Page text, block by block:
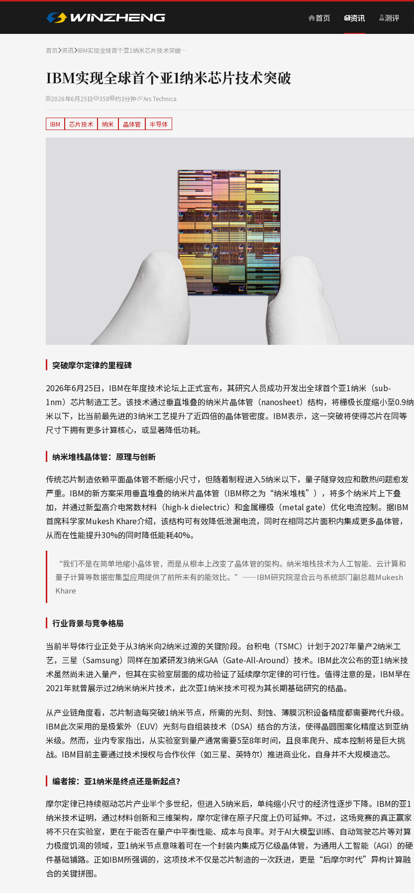
首页 资讯 测评
首页 资讯 IBM实现全球首个亚1纳米芯片技术突破…
IBM实现全球首个亚1纳米芯片技术突破
2026年6月25日 358 约3分钟 Ars Technica
IBM 芯片技术 纳米 晶体管 半导体
突破摩尔定律的里程碑
2026年6月25日，IBM在年度技术论坛上正式宣布，其研究人员成功开发出全球首个亚1纳米（sub-
1nm）芯片制造工艺。该技术通过垂直堆叠的纳米片晶体管（nanosheet）结构，将栅极长度缩小至0.9纳
米以下，比当前最先进的3纳米工艺提升了近四倍的晶体管密度。IBM表示，这一突破将使得芯片在同等
尺寸下拥有更多计算核心，或显著降低功耗。
纳米堆栈晶体管：原理与创新
传统芯片制造依赖平面晶体管不断缩小尺寸，但随着制程进入5纳米以下，量子隧穿效应和散热问题愈发
严重。IBM的新方案采用垂直堆叠的纳米片晶体管（IBM称之为“纳米堆栈”），将多个纳米片上下叠
加，并通过新型高介电常数材料（high-k dielectric）和金属栅极（metal gate）优化电流控制。据IBM
首席科学家Mukesh Khare介绍，该结构可有效降低泄漏电流，同时在相同芯片面积内集成更多晶体管，
从而在性能提升30%的同时降低能耗40%。
“我们不是在简单地缩小晶体管，而是从根本上改变了晶体管的架构。纳米堆栈技术为人工智能、云计算和
量子计算等数据密集型应用提供了前所未有的能效比。”——IBM研究院混合云与系统部门副总裁Mukesh
Khare
行业背景与竞争格局
当前半导体行业正处于从3纳米向2纳米过渡的关键阶段。台积电（TSMC）计划于2027年量产2纳米工
艺，三星（Samsung）同样在加紧研发3纳米GAA（Gate-All-Around）技术。IBM此次公布的亚1纳米技
术虽然尚未进入量产，但其在实验室层面的成功验证了延续摩尔定律的可行性。值得注意的是，IBM早在
2021年就曾展示过2纳米纳米片技术，此次亚1纳米技术可视为其长期基础研究的结晶。
从产业链角度看，芯片制造每突破1纳米节点，所需的光刻、刻蚀、薄膜沉积设备精度都需要跨代升级。
IBM此次采用的是极紫外（EUV）光刻与自组装技术（DSA）结合的方法，使得晶圆图案化精度达到亚纳
米级。然而，业内专家指出，从实验室到量产通常需要5至8年时间，且良率爬升、成本控制将是巨大挑
战。IBM目前主要通过技术授权与合作伙伴（如三星、英特尔）推进商业化，自身并不大规模造芯。
编者按：亚1纳米是终点还是新起点？
摩尔定律已持续驱动芯片产业半个多世纪，但进入5纳米后，单纯缩小尺寸的经济性逐步下降。IBM的亚1
纳米技术证明，通过材料创新和三维架构，摩尔定律在原子尺度上仍可延伸。不过，这场竞赛的真正赢家
将不只在实验室，更在于能否在量产中平衡性能、成本与良率。对于AI大模型训练、自动驾驶芯片等对算
力极度饥渴的领域，亚1纳米节点意味着可在一个封装内集成万亿级晶体管，为通用人工智能（AGI）的硬
件基础铺路。正如IBM所强调的，这项技术不仅是芯片制造的一次跃进，更是“后摩尔时代”异构计算融
合的关键拼图。